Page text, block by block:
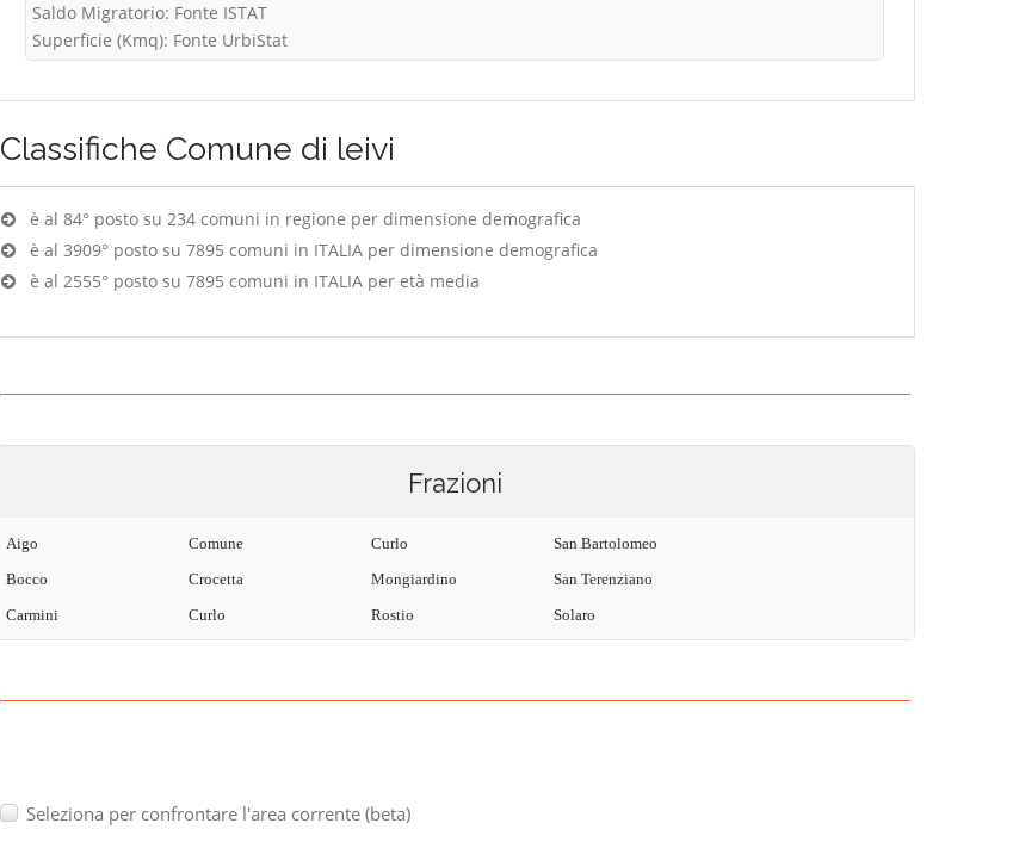
Saldo Migratorio: Fonte ISTAT
Superficie (Kmq): Fonte UrbiStat
Classifiche Comune di leivi
è al 84° posto su 234 comuni in regione per dimensione demografica
è al 3909° posto su 7895 comuni in ITALIA per dimensione demografica
è al 2555° posto su 7895 comuni in ITALIA per età media
Frazioni
Aigo
Bocco
Carmini
Comune
Crocetta
Curlo
Curlo
Mongiardino
Rostio
San Bartolomeo
San Terenziano
Solaro
Seleziona per confrontare l'area corrente (beta)